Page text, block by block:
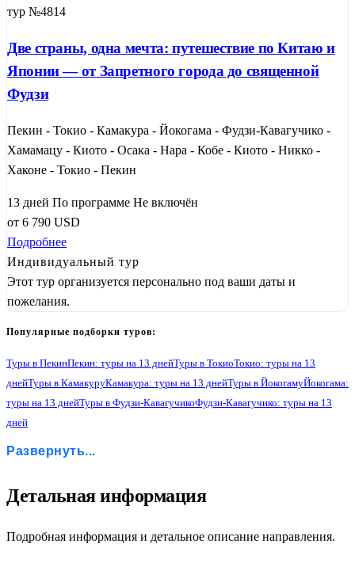
1
тур №4814
Две страны, одна мечта: путешествие по Китаю и
Японии — от Запретного города до священной
Фудзи
Пекин - Токио - Камакура - Йокогама - Фудзи-Кавагучико -
Хамамацу - Киото - Осака - Нара - Кобе - Киото - Никко -
Хаконе - Токио - Пекин
13 дней По программе Не включён
от 6 790 USD
Подробнее
Индивидуальный тур
Этот тур организуется персонально под ваши даты и
пожелания.
Популярные подборки туров:
Туры в ПекинПекин: туры на 13 днейТуры в ТокиоТокио: туры на 13
днейТуры в КамакуруКамакура: туры на 13 днейТуры в ЙокогамуЙокогама:
туры на 13 днейТуры в Фудзи-КавагучикоФудзи-Кавагучико: туры на 13
дней
Киото: туры на 13 дней
Туры в Хаконе
Развернуть...
Детальная информация
Подробная информация и детальное описание направления.